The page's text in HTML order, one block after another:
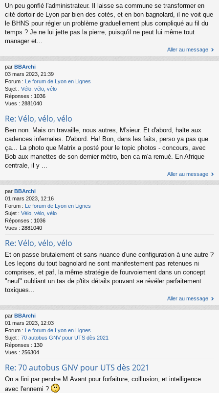
Un peu gonflé l'administrateur. Il laisse sa commune se transformer en
cité dortoir de Lyon par bien des cotés, et en bon bagnolard, il ne voit que
le BHNS pour régler un problème graduellement plus compliqué au fil du
temps ? Je ne lui jette pas la pierre, puisqu'il ne peut lui même tout
manager et...
Aller au message
par BBArchi
03 mars 2023, 21:39
Forum :
Le forum de Lyon en Lignes
Sujet : Vélo, vélo, vélo
Réponses : 1036
Vues : 2881040
Re: Vélo, vélo, vélo
Ben non. Mais on travaille, nous autres, M'sieur. Et d'abord, halte aux
cadences infernales. D'abord. Ha! Bon, dans les faits, perso ya pas que
ça... La photo que Matrix a posté pour le topic photos - concours, avec
Bob aux manettes de son dernier métro, ben ca m'a remué. En Afrique
centrale, il y ...
Aller au message
par BBArchi
01 mars 2023, 12:16
Forum : Le forum de Lyon en Lignes
Sujet : Vélo, vélo, vélo
Réponses : 1036
Vues : 2881040
Re: Vélo, vélo, vélo
Et on passe brutalement et sans nuance d'une configuration à une autre ?
Les leçons du tout bagnolard ne sont manifestement pas retenues ni
comprises, et paf, la même stratégie de fourvoiement dans un concept
"neuf" oubliant un tas de p'tits détails pouvant se révéler parfaitement
toxiques...
Aller au message
par BBArchi
01 mars 2023, 12:03
Forum : Le forum de Lyon en Lignes
Sujet : 70 autobus GNV pour UTS dès 2021
Réponses : 130
Vues : 256304
Re: 70 autobus GNV pour UTS dès 2021
On a fini par pendre M.Avant pour forfaiture, colllusion, et intelligence
avec l'ennemi ?